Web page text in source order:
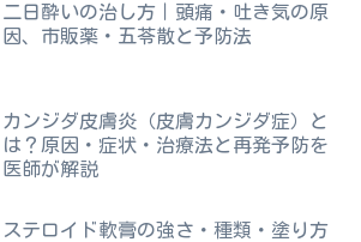
二日酔いの治し方｜頭痛・吐き気の原
因、市販薬・五苓散と予防法
カンジダ皮膚炎（皮膚カンジダ症）と
は？原因・症状・治療法と再発予防を
医師が解説
ステロイド軟膏の強さ・種類・塗り方